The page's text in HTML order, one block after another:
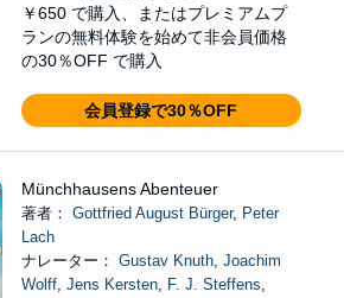
￥650 で購入、またはプレミアムプ
ランの無料体験を始めて非会員価格
の30％OFF で購入
会員登録で30％OFF
Münchhausens Abenteuer
著者： Gottfried August Bürger, Peter
Lach
ナレーター： Gustav Knuth, Joachim
Wolff, Jens Kersten, F. J. Steffens,